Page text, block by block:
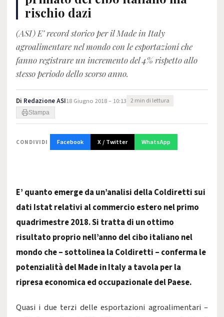
rischio dazi
(ASI) E’ record storico per il Made in Italy
agroalimentare nel mondo con le esportazioni che
fanno registrare un incremento del 4% rispetto allo
stesso periodo dello scorso anno.
Di Redazione ASI18 Giugno 2018 – 10:13 2 min di lettura
Stampa
CONDIVIDI Facebook X / Twitter WhatsApp
E’ quanto emerge da un’analisi della Coldiretti sui
dati Istat relativi al commercio estero nel primo
quadrimestre 2018. Si tratta di un ottimo
risultato proprio nell’anno del cibo italiano nel
mondo che – sottolinea la Coldiretti – conferma le
potenzialità del Made in Italy a tavola per la
ripresa economica ed occupazionale del Paese.
Quasi i due terzi delle esportazioni agroalimentari –